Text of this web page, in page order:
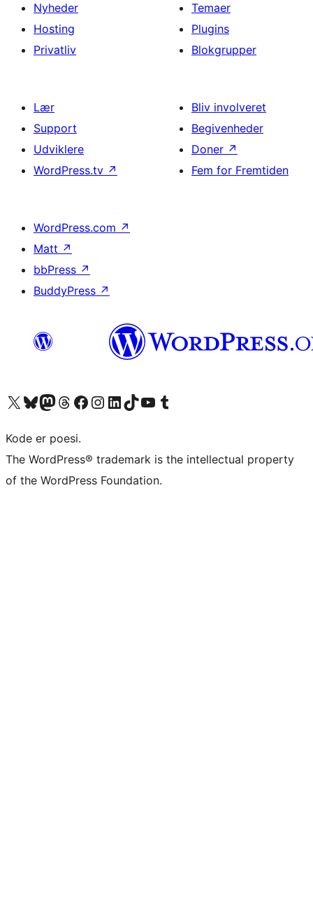
Nyheder
Hosting
Privatliv
Temaer
Plugins
Blokgrupper
Lær
Support
Udviklere
WordPress.tv ↗
Bliv involveret
Begivenheder
Doner ↗
Fem for Fremtiden
WordPress.com ↗
Matt ↗
bbPress ↗
BuddyPress ↗
Besøg vores X (tidligere Twitter) konto
Besøg vores Bluesky-konto
Besøg vores Mastodon konto
Besøg vores Threads-konto
Besøg vores Facebook sideBesøg vores Instagram konto
Besøg vores LinkedIn konto
Besøg vores TikTok-konto
Besøg vores YouTube-kanalBesøg vores Tumblr-konto
Kode er poesi.
The WordPress® trademark is the intellectual property
of the WordPress Foundation.